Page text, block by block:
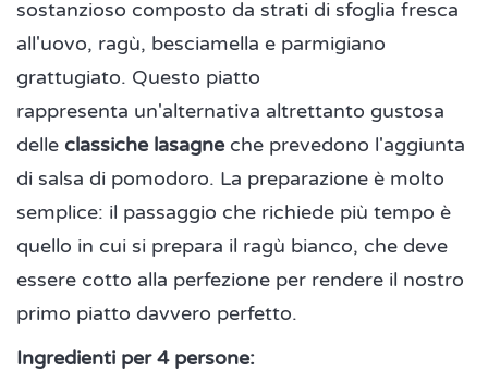
sostanzioso composto da strati di sfoglia fresca
all'uovo, ragù, besciamella e parmigiano
grattugiato. Questo piatto
rappresenta un'alternativa altrettanto gustosa
delle classiche lasagneche prevedono l'aggiunta
di salsa di pomodoro. La preparazione è molto
semplice: il passaggio che richiede più tempo è
quello in cui si prepara il ragù bianco, che deve
essere cotto alla perfezione per rendere il nostro
primo piatto davvero perfetto.
Ingredienti per 4 persone: